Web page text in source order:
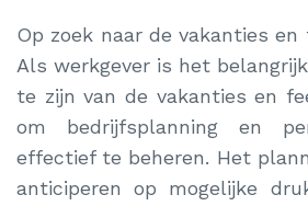
Op zoek naar de vakanties en
Als werkgever is het
te zijn van de vakanties en
om bedrijfsplanning en
effectief te beheren. Het
anticiperen op mogelijke